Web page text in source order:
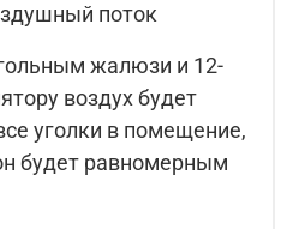
поток
жалюзи и 12-
воздух будет
уголки в помещение,
будет равномерным